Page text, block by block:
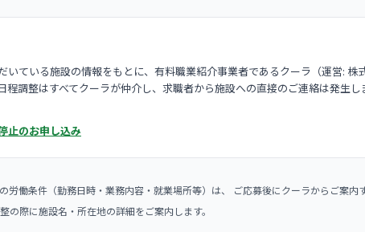
いている施設の情報をもとに、有料職業紹介事業者であるクーラ（運営:
程調整はすべてクーラが仲介し、求職者から施設への直接のご連絡は発生
止のお申し込み
働条件（勤務日時・業務内容・就業場所等）は、 ご応募後にクーラからご案内
際に施設名・所在地の詳細をご案内します。